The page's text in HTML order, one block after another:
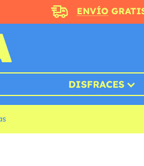
ENVÍO
DISFRACES